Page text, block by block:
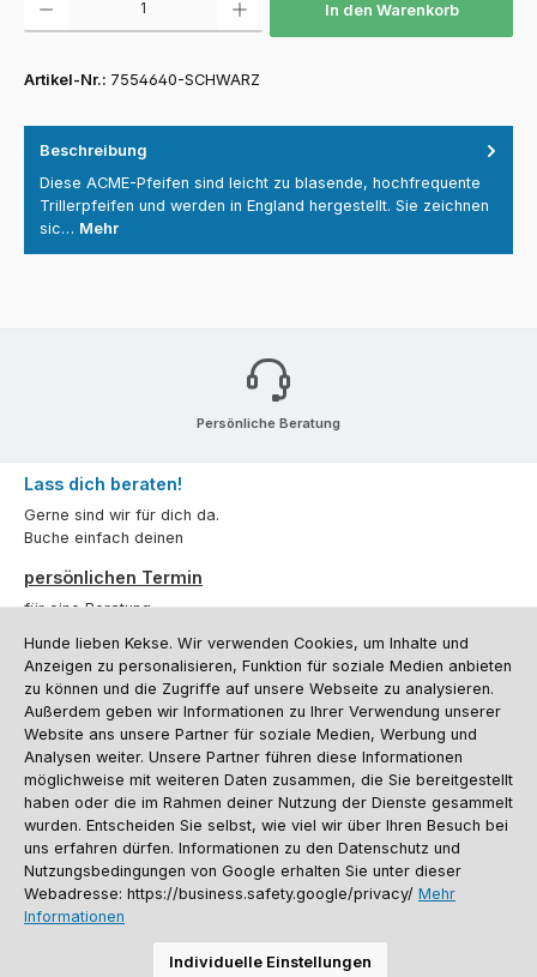
In den Warenkorb
Artikel-Nr.: 7554640-SCHWARZ
Beschreibung
Diese ACME-Pfeifen sind leicht zu blasende, hochfrequente
Trillerpfeifen und werden in England hergestellt. Sie zeichnen
sic… Mehr
Persönliche Beratung
Lass dich beraten!
Gerne sind wir für dich da.
Buche einfach deinen
persönlichen Termin
für eine Beratung.
Oder über unserKontaktformular.
Vertrag widerrufen
Kundenservice
Informationen
Social Media und Kontakt
Versandinformationen
Batterieentsorgung
Warenrücksendung Sporthund Katalog
Hunde lieben Kekse. Wir verwenden Cookies, um Inhalte und
Anzeigen zu personalisieren, Funktion für soziale Medien anbieten
zu können und die Zugriffe auf unsere Webseite zu analysieren.
Außerdem geben wir Informationen zu Ihrer Verwendung unserer
Website ans unsere Partner für soziale Medien, Werbung und
Analysen weiter. Unsere Partner führen diese Informationen
möglichweise mit weiteren Daten zusammen, die Sie bereitgestellt
haben oder die im Rahmen deiner Nutzung der Dienste gesammelt
wurden. Entscheiden Sie selbst, wie viel wir über Ihren Besuch bei
uns erfahren dürfen. Informationen zu den Datenschutz und
Nutzungsbedingungen von Google erhalten Sie unter dieser
Webadresse: https://business.safety.google/privacy/ Mehr
Informationen
Individuelle Einstellungen